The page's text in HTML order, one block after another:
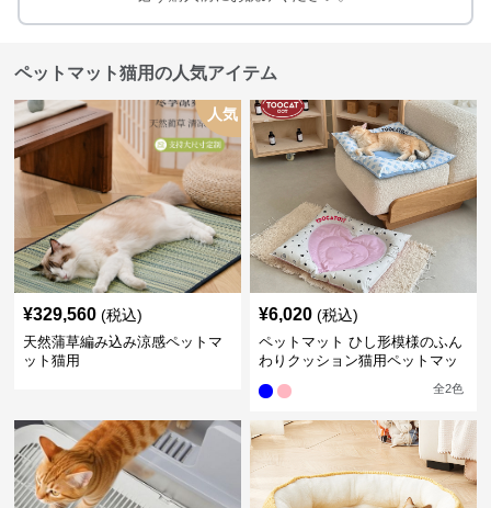
ペットマット猫用の人気アイテム
人気
¥329,560 (税込)
天然蒲草編み込み涼感ペットマ
ット猫用
¥6,020 (税込)
ペットマット ひし形模様のふん
わりクッション猫用ペットマッ
全2色